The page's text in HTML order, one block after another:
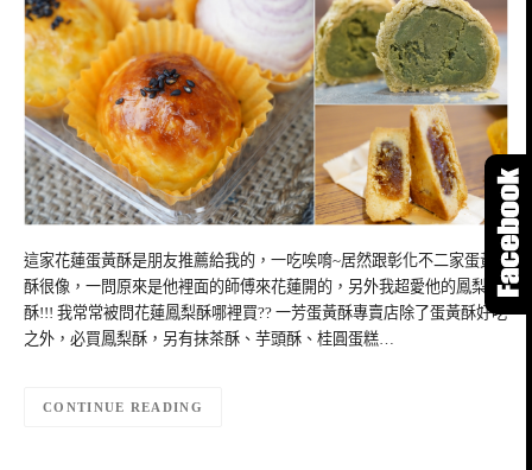
這家花蓮蛋黃酥是朋友推薦給我的，一吃唉唷~居然跟彰化不二家蛋黃
酥很像，一問原來是他裡面的師傅來花蓮開的，另外我超愛他的鳳梨
酥!!! 我常常被問花蓮鳳梨酥哪裡買?? 一芳蛋黃酥專賣店除了蛋黃酥好吃
之外，必買鳳梨酥，另有抹茶酥、芋頭酥、桂圓蛋糕…
CONTINUE READING